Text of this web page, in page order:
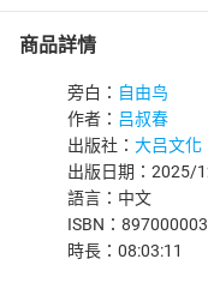
商品詳情
旁白： 自由鸟
作者： 吕叔春
出版社： 大吕文化
出版日期：2025/
語言：中文
ISBN：
時長：08:03:11